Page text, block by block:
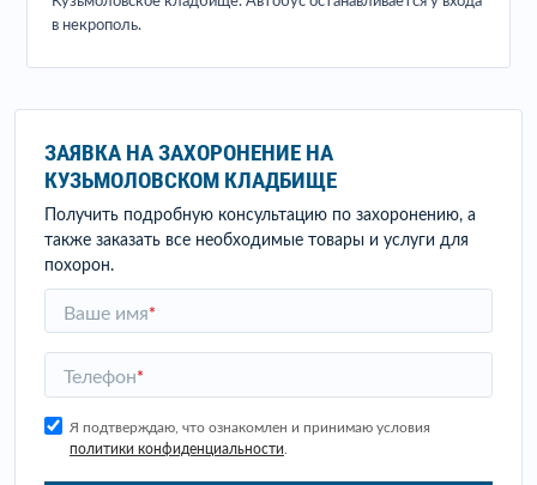
в некрополь.
ЗАЯВКА НА ЗАХОРОНЕНИЕ НА
КУЗЬМОЛОВСКОМ КЛАДБИЩЕ
Получить подробную консультацию по захоронению, а
также заказать все необходимые товары и услуги для
похорон.
Ваше имя*
Телефон*
Я подтверждаю, что ознакомлен и принимаю условия
политики конфиденциальности